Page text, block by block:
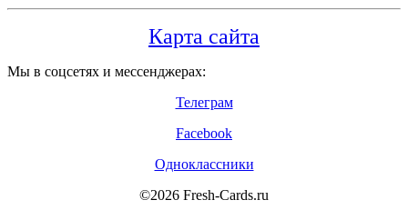
Карта сайта
Мы в соцсетях и мессенджерах:
Телеграм
Facebook
Одноклассники
©2026 Fresh-Cards.ru